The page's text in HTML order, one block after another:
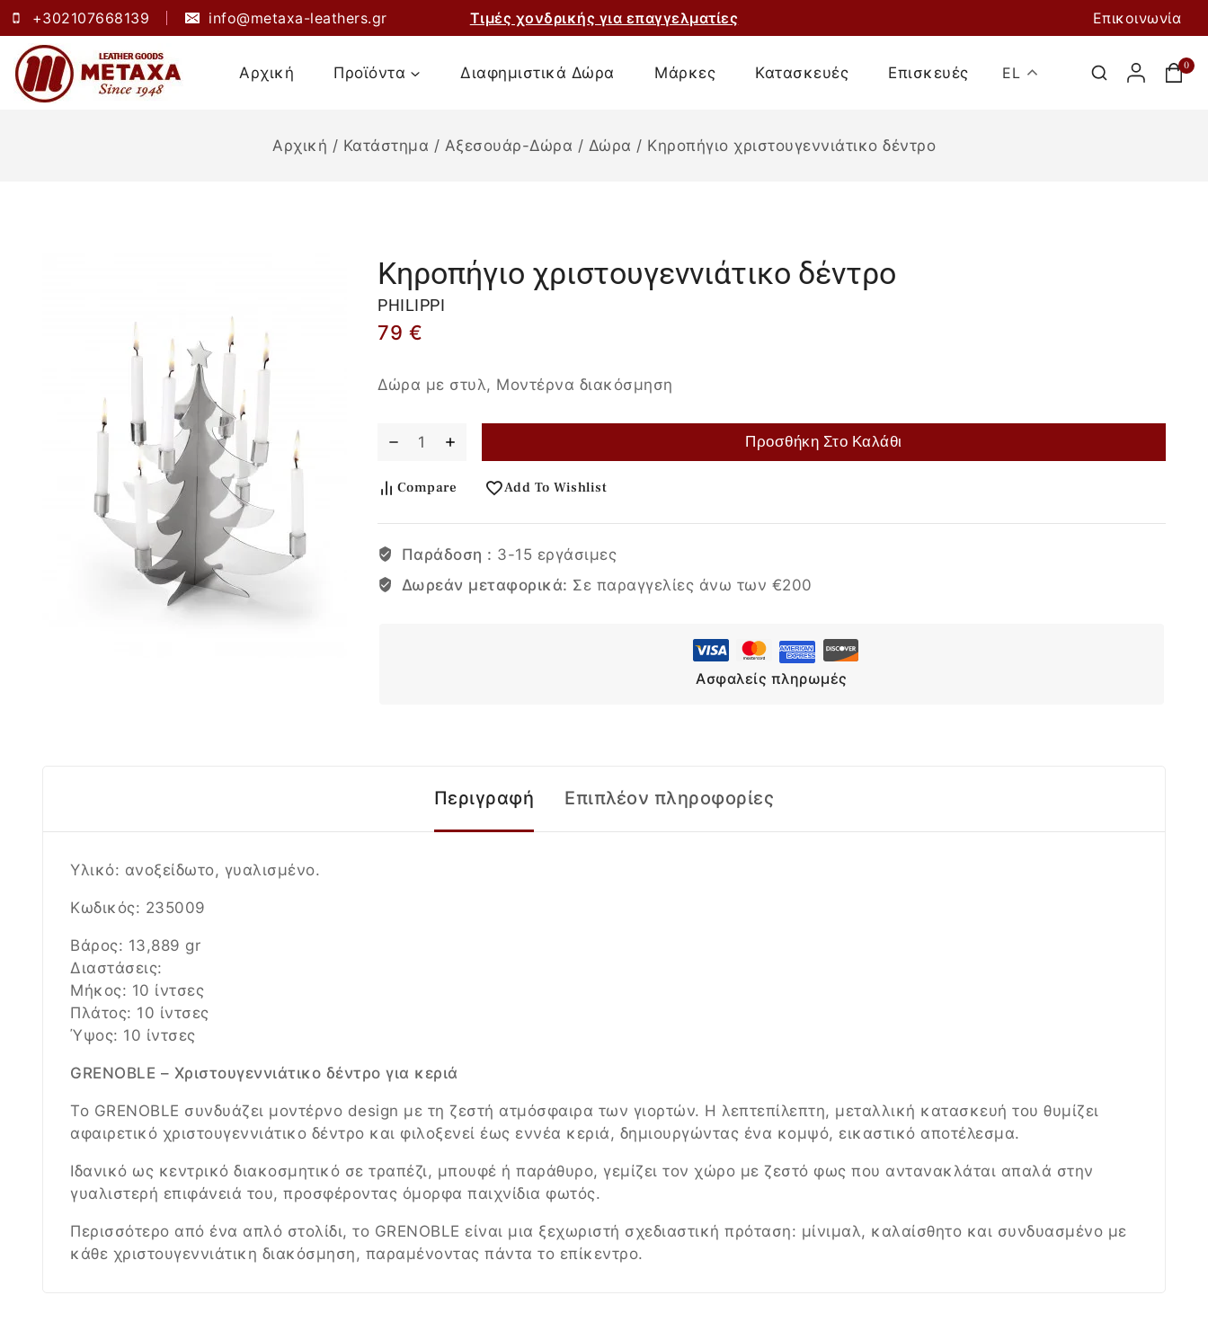
+302107668139 info@metaxa-leathers.gr Τιμές χονδρικής για επαγγελματίες Επικοινωνία
Αρχική Προϊόντα Διαφημιστικά Δώρα Μάρκες Κατασκευές Επισκευές EL 0
Αρχική / Κατάστημα / Αξεσουάρ-Δώρα / Δώρα / Κηροπήγιο χριστουγεννιάτικο δέντρο
Κηροπήγιο χριστουγεννιάτικο δέντρο
PHILIPPI
79 €
Δώρα με στυλ, Μοντέρνα διακόσμηση
Προσθήκη Στο Καλάθι
Compare Add To Wishlist
Παράδοση : 3-15 εργάσιμες
Δωρεάν μεταφορικά: Σε παραγγελίες άνω των €200
Ασφαλείς πληρωμές
Περιγραφή Επιπλέον πληροφορίες
Υλικό: ανοξείδωτο, γυαλισμένο.
Κωδικός: 235009
Βάρος: 13,889 gr
Διαστάσεις:
Μήκος: 10 ίντσες
Πλάτος: 10 ίντσες
Ύψος: 10 ίντσες
GRENOBLE – Χριστουγεννιάτικο δέντρο για κεριά
Το GRENOBLE συνδυάζει μοντέρνο design με τη ζεστή ατμόσφαιρα των γιορτών. Η λεπτεπίλεπτη, μεταλλική κατασκευή του θυμίζει
αφαιρετικό χριστουγεννιάτικο δέντρο και φιλοξενεί έως εννέα κεριά, δημιουργώντας ένα κομψό, εικαστικό αποτέλεσμα.
Ιδανικό ως κεντρικό διακοσμητικό σε τραπέζι, μπουφέ ή παράθυρο, γεμίζει τον χώρο με ζεστό φως που αντανακλάται απαλά στην
γυαλιστερή επιφάνειά του, προσφέροντας όμορφα παιχνίδια φωτός.
Περισσότερο από ένα απλό στολίδι, το GRENOBLE είναι μια ξεχωριστή σχεδιαστική πρόταση: μίνιμαλ, καλαίσθητο και συνδυασμένο με
κάθε χριστουγεννιάτικη διακόσμηση, παραμένοντας πάντα το επίκεντρο.